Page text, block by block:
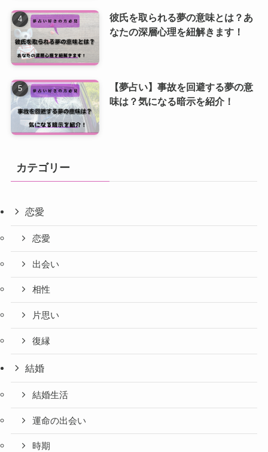
彼氏を取られる夢の意味とは？あ
なたの深層心理を紐解きます！
【夢占い】事故を回避する夢の意
味は？気になる暗示を紹介！
カテゴリー
恋愛
恋愛
出会い
相性
片思い
復縁
結婚
結婚生活
運命の出会い
時期